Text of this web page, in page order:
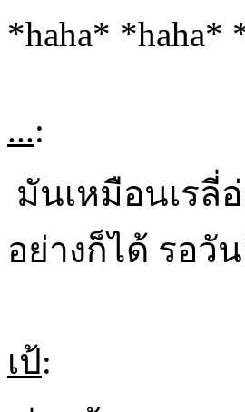
*haha* *haha*
...:
มันเหมือนเรลี่
อย่างก็ได้ รอวั
เป้: